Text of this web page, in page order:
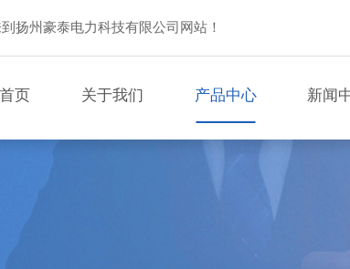
扬州豪泰电力科技有限公司网站！
页 关于我们 产品中心 新闻